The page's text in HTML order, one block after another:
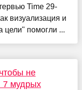
Time 29-
визуализация и
цели" помогли ...
не
7 мудрых